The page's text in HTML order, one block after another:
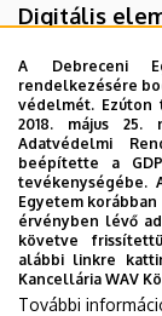
Digitális
200
Tartalom
Bevezetés;
modellek;
Kurzus
A Debreceni
rendelkezésére
védelmét. Ezúton
2018. május 25.
Adatvédelmi
beépítette a
tevékenységébe.
Egyetem
érvényben lévő
követve
alábbi linkre
Kancellária WAV
További